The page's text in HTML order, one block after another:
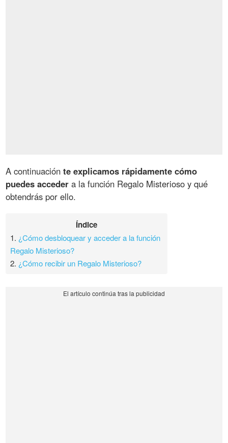
A continuaciónte explicamos rápidamente cómo
puedes acceder a la función Regalo Misterioso y qué
obtendrás por ello.
Índice
1. ¿Cómo desbloquear y acceder a la función
Regalo Misterioso?
2. ¿Cómo recibir un Regalo Misterioso?